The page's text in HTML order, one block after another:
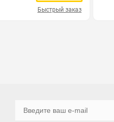
Быстрый заказ